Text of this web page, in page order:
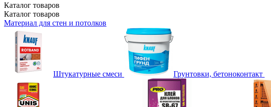
Каталог товаров
Каталог товаров
Материал для стен и потолков
Штукатурные смеси Грунтовки, бетоноконтакт